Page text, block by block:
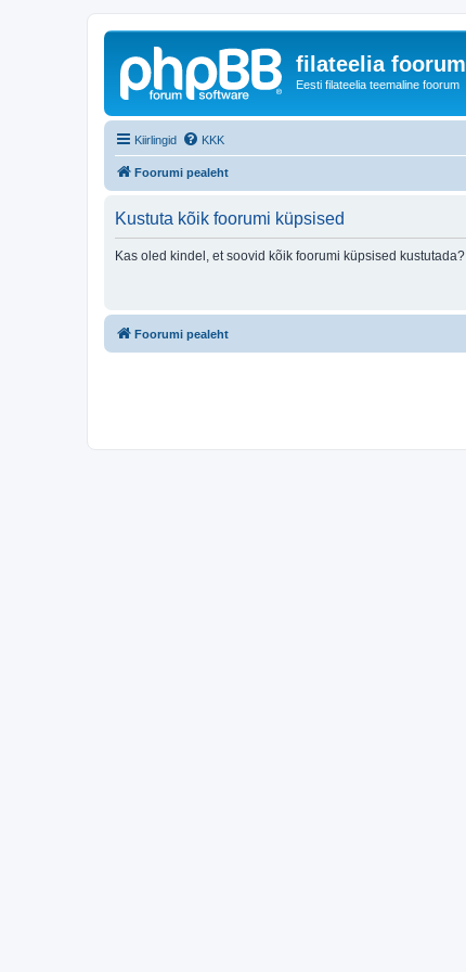
filateelia foorum
Eesti filateelia teemaline foorum
Kiirlingid KKK
Foorumi pealeht
Kustuta kõik foorumi küpsised
Kas oled kindel, et soovid kõik foorumi küpsised kustutada?
Foorumi pealeht